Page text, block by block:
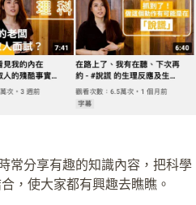
常分享有趣的知識內容，把科學
，使大家都有興趣去瞧瞧。